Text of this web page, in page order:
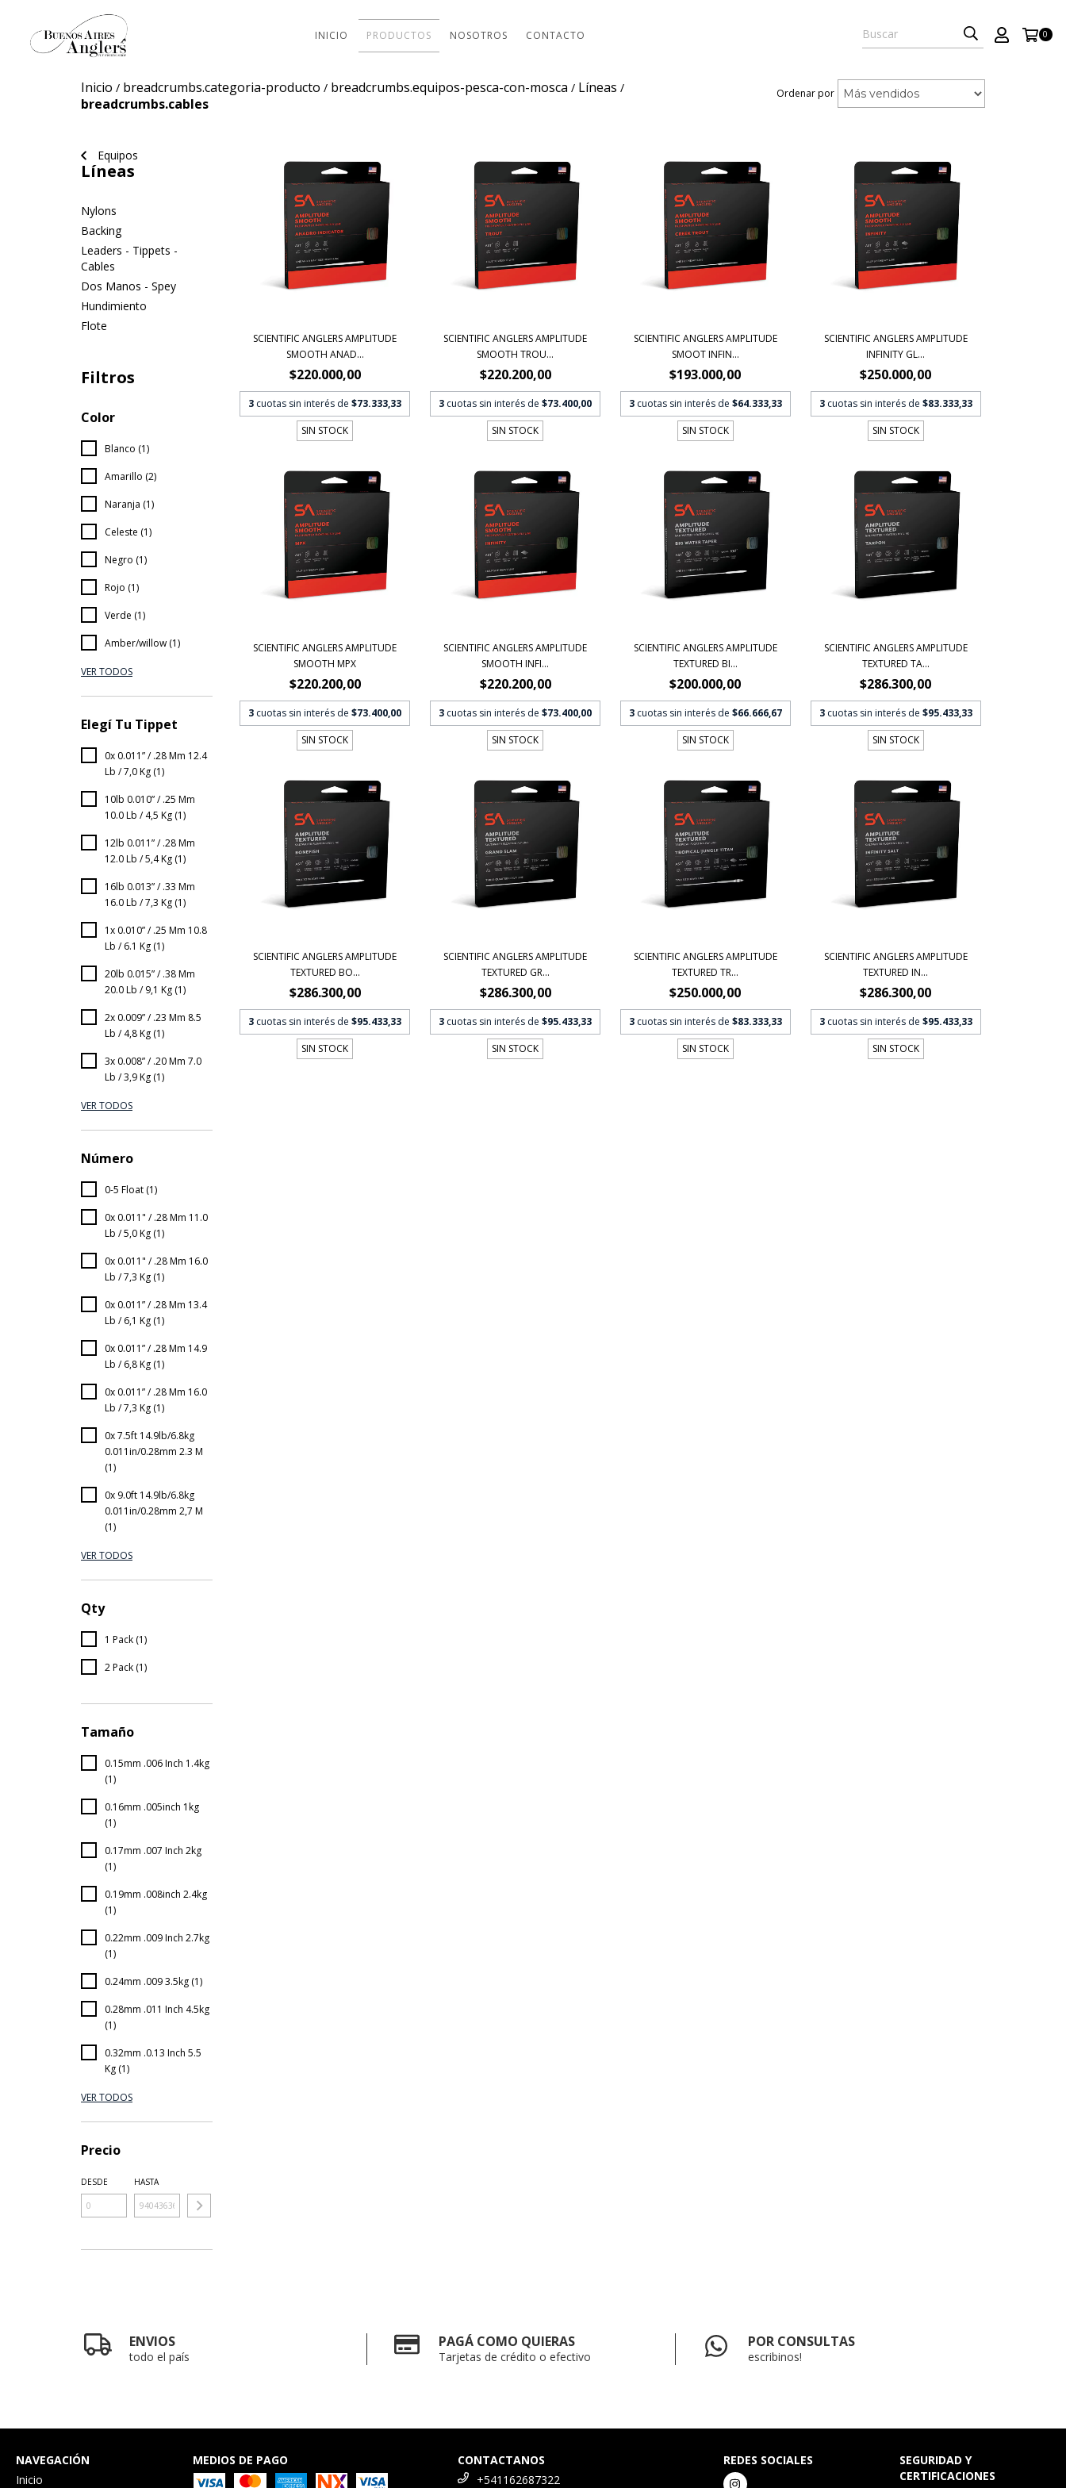
INICIO PRODUCTOS NOSOTROS CONTACTO 0
Inicio / breadcrumbs.categoria-producto / breadcrumbs.equipos-pesca-con-mosca / Líneas /
breadcrumbs.cables
Ordenar por
Equipos
Líneas
Nylons
Backing
Leaders - Tippets -
Cables
Dos Manos - Spey
Hundimiento
Flote
Filtros
Color
Blanco (1)
Amarillo (2)
Naranja (1)
Celeste (1)
Negro (1)
Rojo (1)
Verde (1)
Amber/willow (1)
VER TODOS
Elegí Tu Tippet
0x 0.011” / .28 Mm 12.4
Lb / 7,0 Kg (1)
10lb 0.010” / .25 Mm
10.0 Lb / 4,5 Kg (1)
12lb 0.011” / .28 Mm
12.0 Lb / 5,4 Kg (1)
16lb 0.013” / .33 Mm
16.0 Lb / 7,3 Kg (1)
1x 0.010” / .25 Mm 10.8
Lb / 6.1 Kg (1)
20lb 0.015” / .38 Mm
20.0 Lb / 9,1 Kg (1)
2x 0.009” / .23 Mm 8.5
Lb / 4,8 Kg (1)
3x 0.008” / .20 Mm 7.0
Lb / 3,9 Kg (1)
VER TODOS
Número
0-5 Float (1)
0x 0.011" / .28 Mm 11.0
Lb / 5,0 Kg (1)
0x 0.011" / .28 Mm 16.0
Lb / 7,3 Kg (1)
0x 0.011” / .28 Mm 13.4
Lb / 6,1 Kg (1)
0x 0.011” / .28 Mm 14.9
Lb / 6,8 Kg (1)
0x 0.011” / .28 Mm 16.0
Lb / 7,3 Kg (1)
0x 7.5ft 14.9lb/6.8kg
0.011in/0.28mm 2.3 M
(1)
0x 9.0ft 14.9lb/6.8kg
0.011in/0.28mm 2,7 M
(1)
VER TODOS
Qty
1 Pack (1)
2 Pack (1)
Tamaño
0.15mm .006 Inch 1.4kg
(1)
0.16mm .005inch 1kg
(1)
0.17mm .007 Inch 2kg
(1)
0.19mm .008inch 2.4kg
(1)
0.22mm .009 Inch 2.7kg
(1)
0.24mm .009 3.5kg (1)
0.28mm .011 Inch 4.5kg
(1)
0.32mm .0.13 Inch 5.5
Kg (1)
VER TODOS
Precio
DESDE HASTA
SCIENTIFIC ANGLERS AMPLITUDE
SMOOTH ANAD...
$220.000,00
3 cuotas sin interés de$73.333,33
SIN STOCK
SCIENTIFIC ANGLERS AMPLITUDE
SMOOTH TROU...
$220.200,00
3 cuotas sin interés de$73.400,00
SIN STOCK
SCIENTIFIC ANGLERS AMPLITUDE
SMOOT INFIN...
$193.000,00
3 cuotas sin interés de $64.333,33
SIN STOCK
SCIENTIFIC ANGLERS AMPLITUDE
INFINITY GL...
$250.000,00
3 cuotas sin interés de $83.333,33
SIN STOCK
SCIENTIFIC ANGLERS AMPLITUDE
SMOOTH MPX
$220.200,00
3 cuotas sin interés de$73.400,00
SIN STOCK
SCIENTIFIC ANGLERS AMPLITUDE
SMOOTH INFI...
$220.200,00
3 cuotas sin interés de$73.400,00
SIN STOCK
SCIENTIFIC ANGLERS AMPLITUDE
TEXTURED BI...
$200.000,00
3 cuotas sin interés de $66.666,67
SIN STOCK
SCIENTIFIC ANGLERS AMPLITUDE
TEXTURED TA...
$286.300,00
3 cuotas sin interés de $95.433,33
SIN STOCK
SCIENTIFIC ANGLERS AMPLITUDE
TEXTURED BO...
$286.300,00
3 cuotas sin interés de$95.433,33
SIN STOCK
SCIENTIFIC ANGLERS AMPLITUDE
TEXTURED GR...
$286.300,00
3 cuotas sin interés de$95.433,33
SIN STOCK
SCIENTIFIC ANGLERS AMPLITUDE
TEXTURED TR...
$250.000,00
3 cuotas sin interés de $83.333,33
SIN STOCK
SCIENTIFIC ANGLERS AMPLITUDE
TEXTURED IN...
$286.300,00
3 cuotas sin interés de $95.433,33
SIN STOCK
ENVIOS
todo el país
PAGÁ COMO QUIERAS
Tarjetas de crédito o efectivo
POR CONSULTAS
escribinos!
NAVEGACIÓN
Inicio
MEDIOS DE PAGO
CONTACTANOS
+541162687322
REDES SOCIALES
SEGURIDAD Y
CERTIFICACIONES